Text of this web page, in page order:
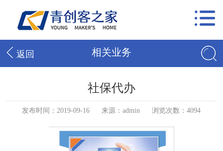
返回 相关业务
社保代办
发布时间：2019-09-16 来源：admin 浏览次数：4094